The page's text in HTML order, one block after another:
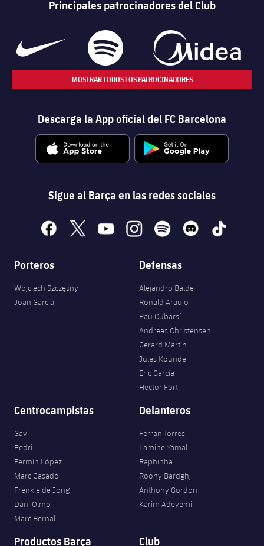
Principales patrocinadores del Club
MOSTRAR TODOS LOS PATROCINADORES
Descarga la App oficial del FC Barcelona
Sigue al Barça en las redes sociales
facebook
x youtubeinstagramspotify discord tiktok
Porteros
Wojciech Szczęsny
Joan Garcia
Defensas
Alejandro Balde
Ronald Araujo
Pau Cubarsí
Andreas Christensen
Gerard Martín
Jules Kounde
Eric García
Héctor Fort
Centrocampistas
Gavi
Pedri
Fermín López
Marc Casadó
Frenkie de Jong
Dani Olmo
Marc Bernal
Delanteros
Ferran Torres
Lamine Yamal
Raphinha
Roony Bardghji
Anthony Gordon
Karim Adeyemi
Productos Barça Club